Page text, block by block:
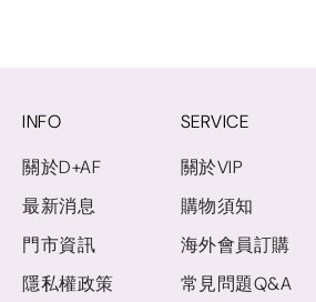
INFO
關於D+AF
最新消息
門市資訊
隱私權政策
SERVICE
關於VIP
購物須知
海外會員訂購
常見問題Q&A